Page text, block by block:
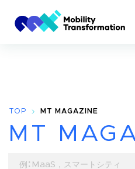
TOP MT MAGAZINE
MT